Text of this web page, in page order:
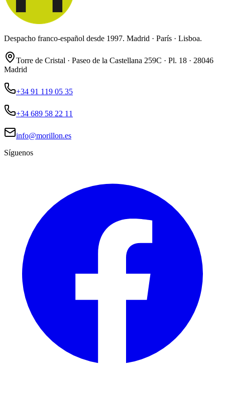
Despacho franco-español desde 1997. Madrid · París · Lisboa.
Torre de Cristal · Paseo de la Castellana 259C · Pl. 18 · 28046
Madrid
+34 91 119 05 35
+34 689 58 22 11
info@morillon.es
Síguenos